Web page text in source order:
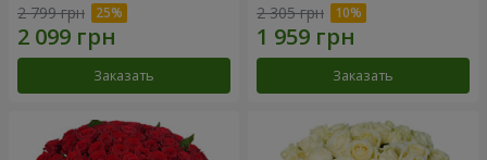
2 799 грн
Заказать
2 305 грн
Заказать